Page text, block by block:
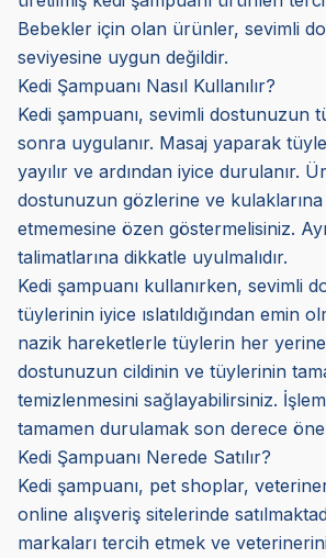
Bebekler için olan ürünler, sevimli
seviyesine uygun değildir.
Kedi Şampuanı Nasıl Kullanılır?
Kedi şampuanı, sevimli dostunuzun
sonra uygulanır. Masaj yaparak
yayılır ve ardından iyice durulanır.
dostunuzun gözlerine ve kulaklarına
etmemesine özen göstermelisiniz.
talimatlarına dikkatle uyulmalıdır.
Kedi şampuanı kullanırken, sevimli
tüylerinin iyice ıslatıldığından emin
nazik hareketlerle tüylerin her
dostunuzun cildinin ve tüylerinin
temizlenmesini sağlayabilirsiniz.
tamamen durulamak son derece
Kedi Şampuanı Nerede Satılır?
Kedi şampuanı, pet shoplar,
online alışveriş sitelerinde
markaları tercih etmek ve